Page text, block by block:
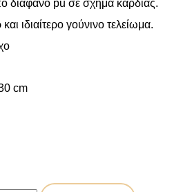
διάφανο pu σε σχήμα καρδιάς.
ιδιαίτερο γούνινο τελείωμα.
cm